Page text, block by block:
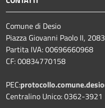
Comune di Desio
Piazza Giovanni Paolo II,
Partita IVA: 00696660968
CF: 00834770158
PEC:
Centralino Unico: 0362-3921